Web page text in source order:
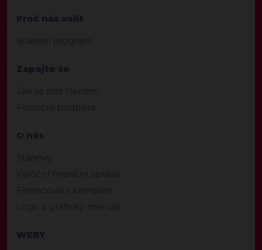
Proč nás volit
Volební program
Zapojte se
Jak se stát členem
Finanční podpora
O nás
Stanovy
Výroční finanční zpráva
Financování kampaní
Logo a grafický manuál
WEBY